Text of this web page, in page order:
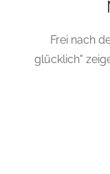
Frei nach
glücklich"